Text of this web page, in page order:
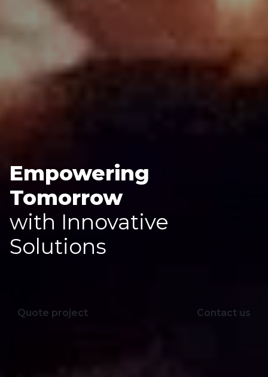
Empowering
Tomorrow
with Innovative
Solutions
Quote project Contact us